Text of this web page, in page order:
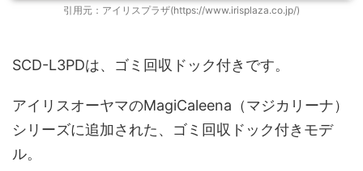
引用元：アイリスプラザ(https://www.irisplaza.co.jp/)
SCD-L3PDは、ゴミ回収ドック付きです。
アイリスオーヤマのMagiCaleena（マジカリーナ）
シリーズに追加された、ゴミ回収ドック付きモデ
ル。